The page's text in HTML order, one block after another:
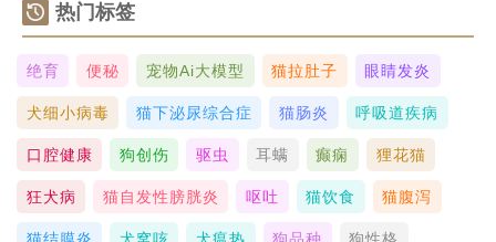
热门标签
绝育 便秘 宠物ai大模型 猫拉肚子 眼睛发炎
犬细小病毒 猫下泌尿综合症 猫肠炎 呼吸道疾病
口腔健康 狗创伤 驱虫 耳螨 癫痫 狸花猫
狂犬病 猫自发性膀胱炎 呕吐 猫饮食 猫腹泻